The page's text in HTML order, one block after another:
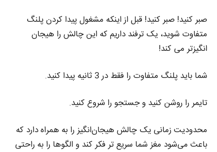
صبر کنید! صبر کنید! قبل از اینکه مشغول پیدا کردن پلنگ
متفاوت شوید، یک ترفند داریم که این چالش را هیجان‌
انگیزتر می‌ کند!
شما باید پلنگ متفاوت را فقط در 3 ثانیه پیدا کنید.
تایمر را روشن کنید و جستجو را شروع کنید.
محدودیت زمانی یک چالش هیجان‌انگیز را به همراه دارد که
باعث می‌شود مغز شما سریع‌ تر فکر کند و الگوها را به راحتی